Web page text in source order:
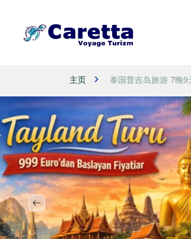
主页 泰国普吉岛旅游 7晚